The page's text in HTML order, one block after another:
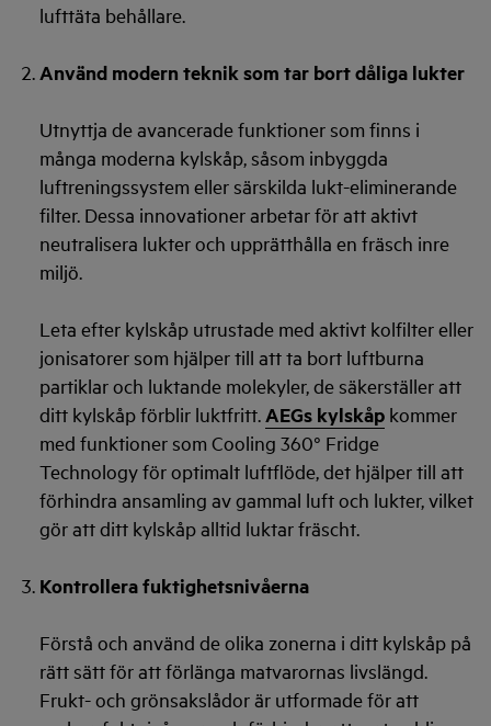
lufttäta behållare.
Använd modern teknik som tar bort dåliga lukter
Utnyttja de avancerade funktioner som finns i
många moderna kylskåp, såsom inbyggda
luftreningssystem eller särskilda lukt-eliminerande
filter. Dessa innovationer arbetar för att aktivt
neutralisera lukter och upprätthålla en fräsch inre
miljö.
Leta efter kylskåp utrustade med aktivt kolfilter eller
jonisatorer som hjälper till att ta bort luftburna
partiklar och luktande molekyler, de säkerställer att
ditt kylskåp förblir luktfritt.AEGs kylskåp kommer
med funktioner som Cooling 360° Fridge
Technology för optimalt luftflöde, det hjälper till att
förhindra ansamling av gammal luft och lukter, vilket
gör att ditt kylskåp alltid luktar fräscht.
Kontrollera fuktighetsnivåerna
Förstå och använd de olika zonerna i ditt kylskåp på
rätt sätt för att förlänga matvarornas livslängd.
Frukt- och grönsakslådor är utformade för att